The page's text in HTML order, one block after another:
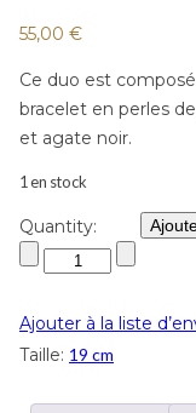
55,00 €
Ce duo est
bracelet en perles
et agate noir.
1 en stock
Quantity:
Ajouter à la liste
Taille: 19 cm